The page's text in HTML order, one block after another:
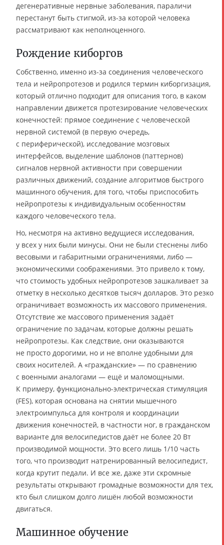
дегенеративные нервные заболевания, параличи
перестанут быть стигмой, из-за которой человека
рассматривают как неполноценного.
Рождение киборгов
Собственно, именно из-за соединения человеческого
тела и нейропротезов и родился термин киборгизация,
который отлично подходит для описания того, в каком
направлении движется протезирование человеческих
конечностей: прямое соединение с человеческой
нервной системой (в первую очередь,
с периферической), исследование мозговых
интерфейсов, выделение шаблонов (паттернов)
сигналов нервной активности при совершении
различных движений, создание алгоритмов быстрого
машинного обучения, для того, чтобы приспособить
нейропротезы к индивидуальным особенностям
каждого человеческого тела.
Но, несмотря на активно ведущиеся исследования,
у всех у них были минусы. Они не были стеснены либо
весовыми и габаритными ограничениями, либо —
экономическими соображениями. Это привело к тому,
что стоимость удобных нейропротезов зашкаливает за
отметку в несколько десятков тысяч долларов. Это резко
ограничивает возможность их массового применения.
Отсутствие же массового применения задаёт
ограничение по задачам, которые должны решать
нейропротезы. Как следствие, они оказываются
не просто дорогими, но и не вполне удобными для
своих носителей. А «гражданские» — по сравнению
с военными аналогами — ещё и маломощными.
К примеру, функционально-электрическая стимуляция
(FES), которая основана на снятии мышечного
электроимпульса для контроля и координации
движения конечностей, в частности ног, в гражданском
варианте для велосипедистов даёт не более 20 Вт
производимой мощности. Это всего лишь 1/10 часть
того, что производит натренированный велосипедист,
когда крутит педали. И все же, даже эти скромные
результаты открывают громадные возможности для тех,
кто был слишком долго лишён любой возможности
двигаться.
Машинное обучение